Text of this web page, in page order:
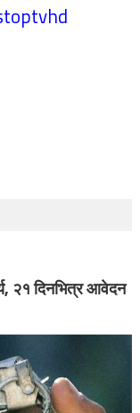
२१ दिनभित्र आवेदन